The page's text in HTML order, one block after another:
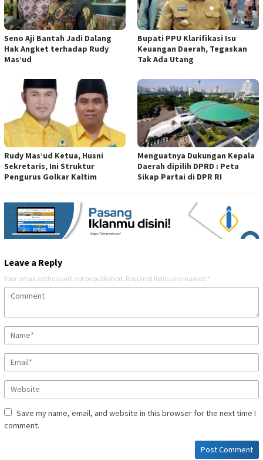
Seno Aji Bantah Jadi Dalang
Hak Angket terhadap Rudy
Mas’ud
Bupati PPU Klarifikasi Isu
Keuangan Daerah, Tegaskan
Tak Ada Utang
Rudy Mas’ud Ketua, Husni
Sekretaris, Ini Struktur
Pengurus Golkar Kaltim
Menguatnya Dukungan Kepala
Daerah dipilih DPRD : Peta
Sikap Partai di DPR RI
Leave a Reply
Your email address will not be published. Required fields are marked *
Save my name, email, and website in this browser for the next time I
comment.